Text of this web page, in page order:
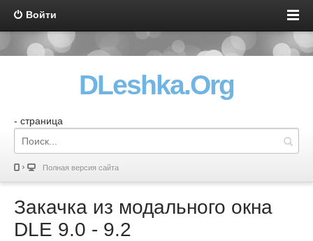
Войти
DLeshka.Org
- страница
Полная версия сайта
Закачка из модального окна
DLE 9.0 - 9.2